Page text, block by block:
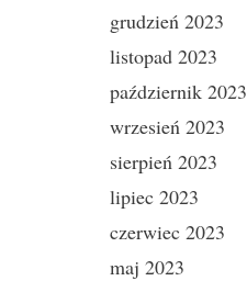
grudzień 2023
listopad 2023
październik 2023
wrzesień 2023
sierpień 2023
lipiec 2023
czerwiec 2023
maj 2023